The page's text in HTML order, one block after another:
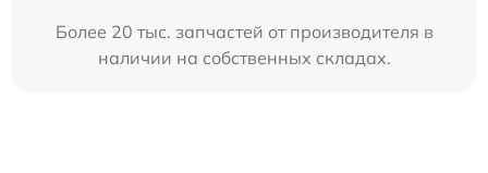
Более 20 тыс. запчастей от производителя в
наличии на собственных складах.